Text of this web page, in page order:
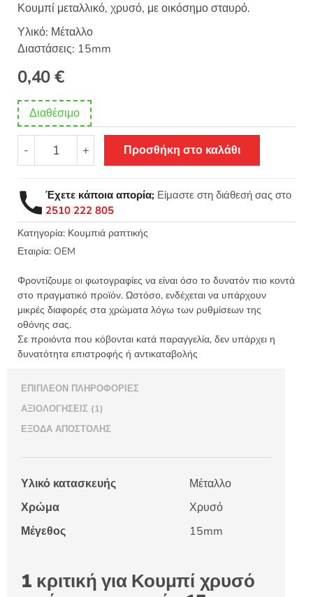
πελάτη
Κουμπί μεταλλικό, χρυσό, με οικόσημο σταυρό.
Υλικό: Μέταλλο
Διαστάσεις: 15mm
0,40€
Διαθέσιμο
-
Κουμπί
χρυσό
σταυρός
15mm
ποσότητα
+ Προσθήκη στο καλάθι
Έχετε κάποια απορία; Είμαστε στη διάθεσή σας στο
2510 222 805
Κατηγορία: Κουμπιά ραπτικής
Εταιρία: OEM
Φροντίζουμε οι φωτογραφίες να είναι όσο το δυνατόν πιο κοντά
στο πραγματικό προϊόν. Ωστόσο, ενδέχεται να υπάρχουν
μικρές διαφορές στα χρώματα λόγω των ρυθμίσεων της
οθόνης σας.
Σε προιόντα που κόβονται κατά παραγγελία, δεν υπάρχει η
δυνατότητα επιστροφής ή αντικαταβολής
ΕΠΙΠΛΈΟΝ ΠΛΗΡΟΦΟΡΊΕΣ
ΑΞΙΟΛΟΓΉΣΕΙΣ (1)
ΈΞΟΔΑ ΑΠΟΣΤΟΛΉΣ
Υλικό κατασκευής
Μέταλλο
Χρώμα
Χρυσό
Μέγεθος
15mm
1 κριτική για Κουμπί χρυσό